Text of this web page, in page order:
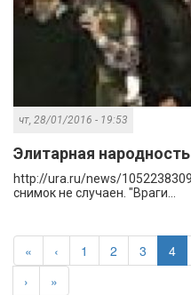
чт, 28/01/2016 - 19:53
Элитарная народность
http://ura.ru/news/
снимок не случаен. "Враги...
« ‹ 1 2 3 4
›
»